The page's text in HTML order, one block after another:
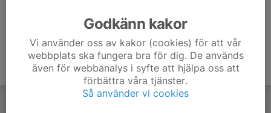
Godkänn kakor
Vi använder oss av kakor (cookies) för att vår
webbplats ska fungera bra för dig. De används
även för webbanalys i syfte att hjälpa oss att
förbättra våra tjänster.
Så använder vi cookies